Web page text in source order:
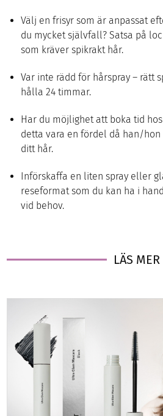
Välj en frisyr som är anpassat
du mycket självfall? Satsa på
som kräver spikrakt hår.
Var inte rädd för hårspray – rätt
hålla 24 timmar.
Har du möjlighet att boka tid
detta vara en fördel då han/hon
ditt hår.
Införskaffa en liten spray eller
reseformat som du kan ha i
vid behov.
LÄS MER